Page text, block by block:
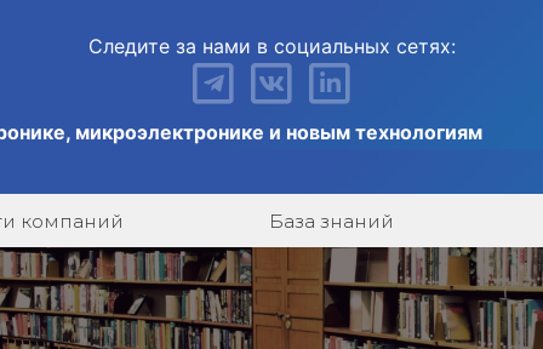
Следите за нами в социальных сетях:
микроэлектронике и новым технологиям
компаний База знаний